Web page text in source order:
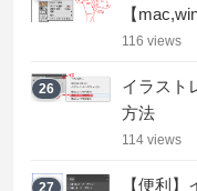
【mac,win
116 views
26
イラスト
方法
114 views
27 【便利